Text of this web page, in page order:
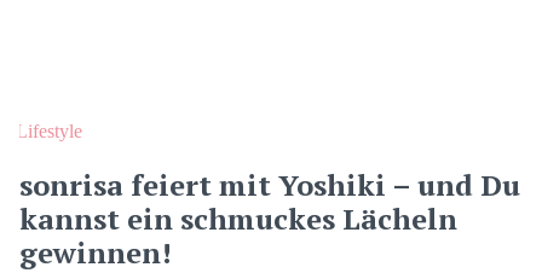
Lifestyle
sonrisa feiert mit Yoshiki – und Du
kannst ein schmuckes Lächeln
gewinnen!